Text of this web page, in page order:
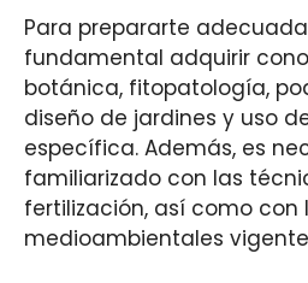
Para prepararte
fundamental adquirir
botánica, fitopatología,
diseño de jardines y uso
específica. Además, es
familiarizado con las
fertilización, así como con
medioambientales